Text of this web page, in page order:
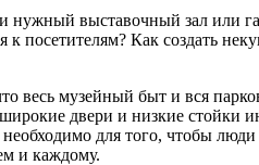
нужный выставочный зал или
Как создать
музейный быт и вся
двери и низкие стойки
для того, чтобы
и каждому.